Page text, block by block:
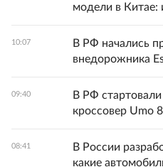
модели в
10:07
В РФ начались
внедорожника
09:40
В РФ
кроссовер Umo
08:41
В России
какие